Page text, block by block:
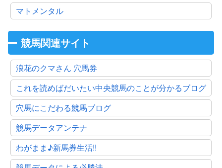
マトメンタル
競馬関連サイト
浪花のクマさん 穴馬券
これを読めばだいたい中央競馬のことが分かるブログ
穴馬にこだわる競馬ブログ
競馬データアンテナ
わがまま♪新馬券生活!!